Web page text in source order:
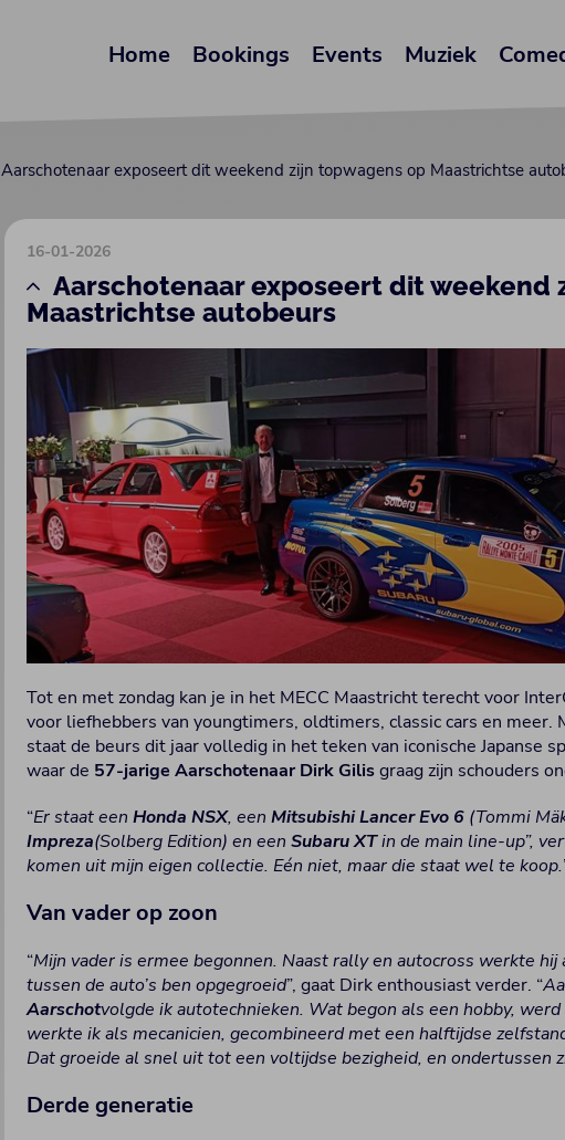
Home Bookings Events Muziek
Aarschotenaar exposeert dit weekend zijn topwagens op Maastrichtse
16-01-2026
Aarschotenaar exposeert dit weekend
Maastrichtse autobeurs
Tot en met zondag kan je in het MECC Maastricht terecht voor
voor liefhebbers van youngtimers, oldtimers, classic cars en meer.
staat de beurs dit jaar volledig in het teken van iconische Japanse
waar de 57-jarige Aarschotenaar Dirk Gilisgraag zijn schouders
“Er staat eenHonda NSX, eenMitsubishi Lancer Evo 6 (Tommi
Impreza(Solberg Edition) en eenSubaru XTin de main line-up”,
komen uit mijn eigen collectie. Eén niet, maar die staat wel te koop.
Van vader op zoon
“Mijn vader is ermee begonnen. Naast rally en autocross werkte
tussen de auto’s ben opgegroeid”, gaat Dirk enthousiast verder. “
Aarschotvolgde ik autotechnieken. Wat begon als een hobby,
werkte ik als mecanicien, gecombineerd met een halftijdse
Dat groeide al snel uit tot een voltijdse bezigheid, en ondertussen
Derde generatie